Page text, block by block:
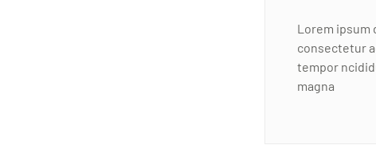
Lorem ipsum
consectetur
tempor
magna